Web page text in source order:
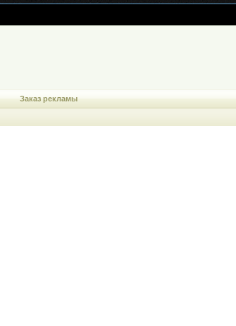
Заказ рекламы